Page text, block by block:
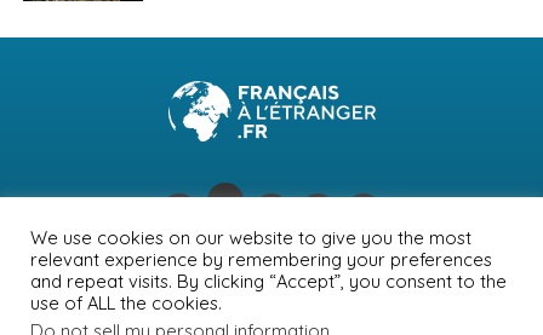
NEWSLETTER PUBLICITÉ CONTACTS
MENTIONS LÉGALES
POLITIQUE DE CONFIDENTIALITÉ
We use cookies on our website to give you the most
relevant experience by remembering your preferences
and repeat visits. By clicking “Accept”, you consent to the
use of ALL the cookies.